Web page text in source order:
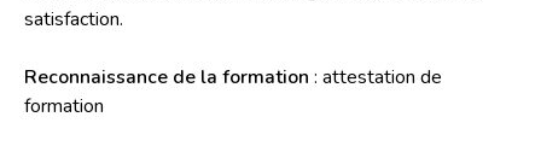
satisfaction.
Reconnaissance de la formation : attestation de
formation